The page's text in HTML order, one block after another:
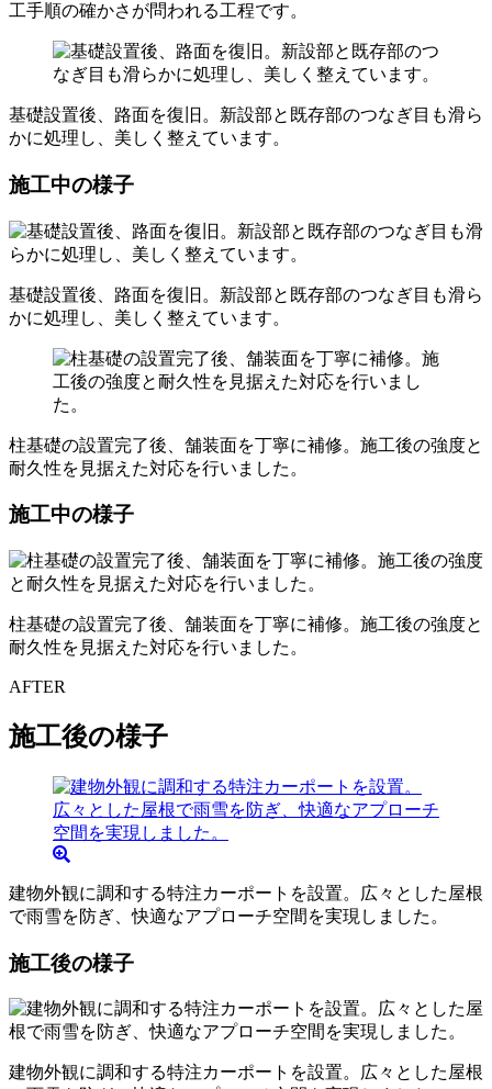
工手順の確かさが問われる工程です。
基礎設置後、路面を復旧。新設部と既存部のつなぎ目も滑ら
かに処理し、美しく整えています。
施工中の様子
基礎設置後、路面を復旧。新設部と既存部のつなぎ目も滑ら
かに処理し、美しく整えています。
柱基礎の設置完了後、舗装面を丁寧に補修。施工後の強度と
耐久性を見据えた対応を行いました。
施工中の様子
柱基礎の設置完了後、舗装面を丁寧に補修。施工後の強度と
耐久性を見据えた対応を行いました。
AFTER
施工後の様子
建物外観に調和する特注カーポートを設置。広々とした屋根
で雨雪を防ぎ、快適なアプローチ空間を実現しました。
施工後の様子
建物外観に調和する特注カーポートを設置。広々とした屋根